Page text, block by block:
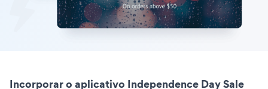
Incorporar o aplicativo Independence Day Sale